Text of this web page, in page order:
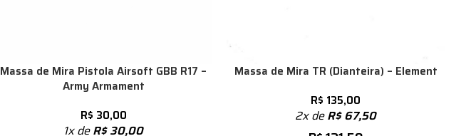
Massa de Mira Pistola Airsoft GBB R17 –
Army Armament
R$ 30,00
1x deR$30,00
Massa de Mira TR (Dianteira) – Element
R$ 135,00
2x deR$67,50